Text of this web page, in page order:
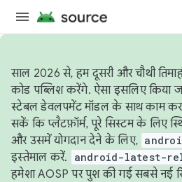
साल 2026 से, हम दूसरी और चौथी
कोड पब्लिश करेंगे. ऐसा इसलिए किया
स्टेबल डेवलपमेंट मॉडल के साथ काम
सकें कि प्लैटफ़ॉर्म, पूरे सिस्टम के लिए
और उसमें योगदान देने के लिए,
इस्तेमाल करें.
android-latest-
हमेशा AOSP पर पुश की गई सबसे नई